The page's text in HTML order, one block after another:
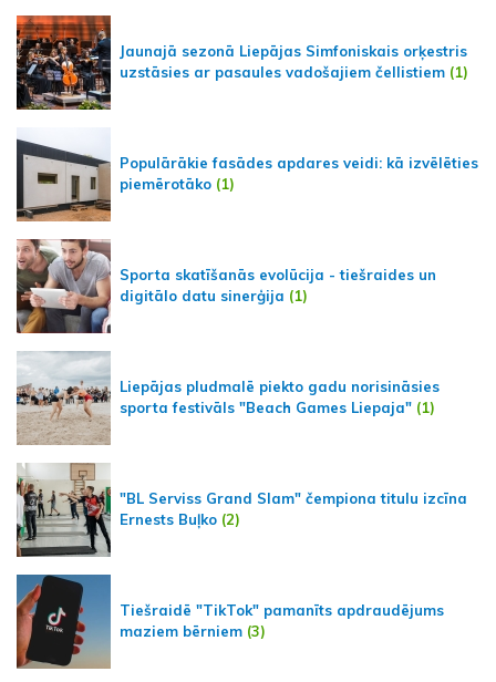
Jaunajā sezonā Liepājas Simfoniskais orķestris
uzstāsies ar pasaules vadošajiem čellistiem (1)
Populārākie fasādes apdares veidi: kā izvēlēties
piemērotāko (1)
Sporta skatīšanās evolūcija - tiešraides un
digitālo datu sinerģija (1)
Liepājas pludmalē piekto gadu norisināsies
sporta festivāls "Beach Games Liepaja" (1)
"BL Serviss Grand Slam" čempiona titulu izcīna
Ernests Buļko (2)
Tiešraidē "TikTok" pamanīts apdraudējums
maziem bērniem (3)